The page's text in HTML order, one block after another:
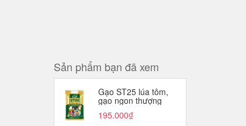
Sản phẩm bạn đã xem
Gạo ST25 lúa tôm,
gạo ngon thượng
hạng-AI, túi (5kg),
195.000₫